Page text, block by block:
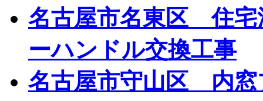
名古屋市名東区 住
ーハンドル交換工事
名古屋市守山区 内